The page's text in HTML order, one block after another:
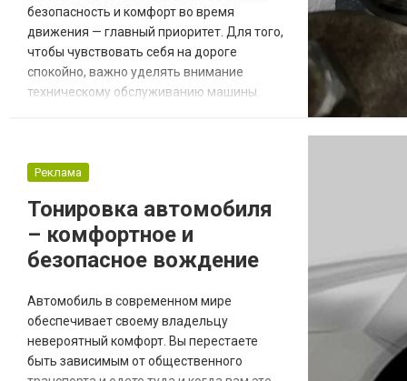
безопасность и комфорт во время
движения — главный приоритет. Для того,
чтобы чувствовать себя на дороге
спокойно, важно уделять внимание
техническому обслуживанию машины.
поддерживать работоспособность и
систем. Но со временем, как и любая
деталь, двигатель тоже выходит из строя:
появляе...
Реклама
Тонировка автомобиля
– комфортное и
безопасное вождение
Автомобиль в современном мире
обеспечивает своему владельцу
невероятный комфорт. Вы перестаете
быть зависимым от общественного